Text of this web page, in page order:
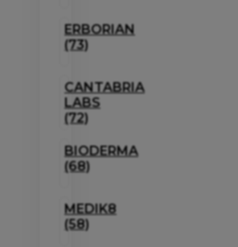
ERBORIAN
(73)
CANTABRIA
LABS
(72)
BIODERMA
(68)
MEDIK8
(58)